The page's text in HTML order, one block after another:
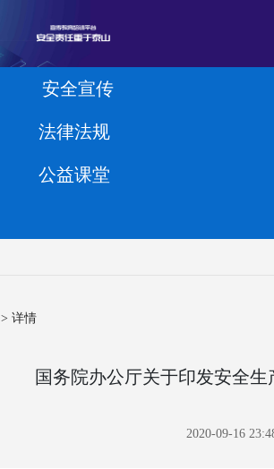
安全宣传
法律法规
公益课堂
> 详情
国务院办公厅关于印发安全生
2020-09-16